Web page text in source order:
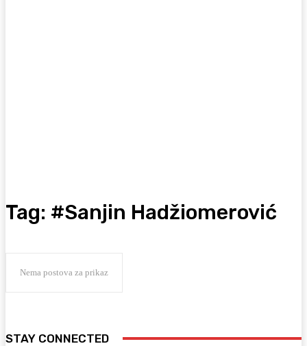
Tag: #Sanjin Hadžiomerović
Nema postova za prikaz
STAY CONNECTED